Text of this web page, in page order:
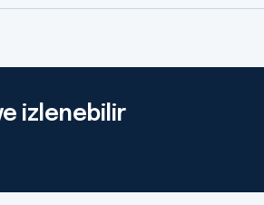
izlenebilir